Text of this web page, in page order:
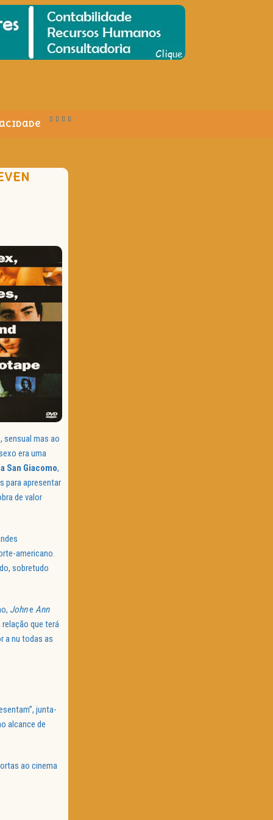
sensual mas ao
era uma
San Giacomo,
para apresentar
de valor
americano.
sobretudo
Johne Ann
que terá
a nu todas as
junta-
alcance de
ao cinema